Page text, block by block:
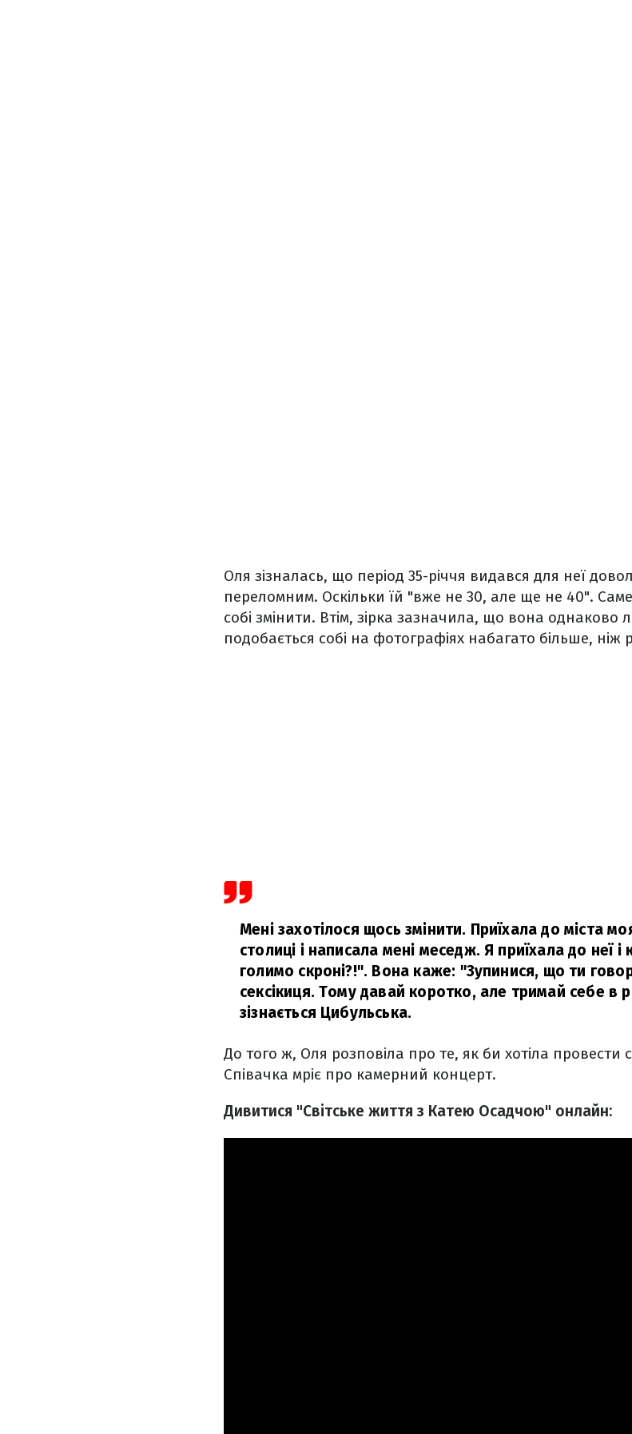
Оля зізналась, що період 35-річчя видався для неї
переломним. Оскільки їй "вже не 30, але ще не 40". Саме
собі змінити. Втім, зірка зазначила, що вона однаково
подобається собі на фотографіях набагато більше, ніж
Мені захотілося щось змінити. Приїхала до міста
столиці і написала мені меседж. Я приїхала до неї
голимо скроні?!". Вона каже: "Зупинися, що ти
сексікиця. Тому давай коротко, але тримай себе в
зізнається Цибульська.
До того ж, Оля розповіла про те, як би хотіла провести
Співачка мріє про камерний концерт.
Дивитися "Світське життя з Катею Осадчою" онлайн: